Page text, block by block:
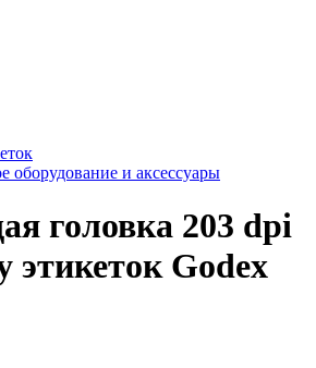
оборудование и аксессуары
головка 203 dpi
этикеток Godex